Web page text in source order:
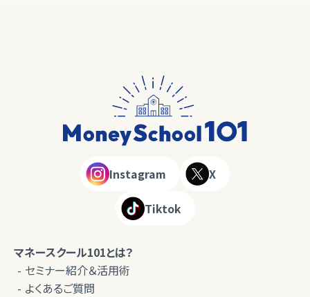
Instagram X
Tiktok
マネースクール101とは？
セミナー紹介＆活用術
よくあるご質問